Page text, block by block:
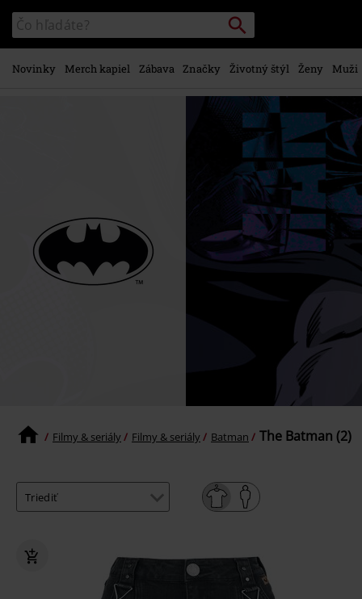
na
hlavný
obsah
Katalóg
vyhľadávania
Vyhľadávanie
Novinky Merch kapiel Zábava Značky Životný štýl Ženy Muži
Filmy & seriály Filmy & seriály Batman The Batman (2)